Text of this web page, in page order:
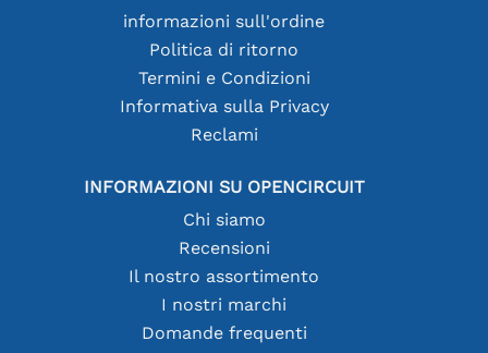
informazioni sull'ordine
Politica di ritorno
Termini e Condizioni
Informativa sulla Privacy
Reclami
INFORMAZIONI SU OPENCIRCUIT
Chi siamo
Recensioni
Il nostro assortimento
I nostri marchi
Domande frequenti